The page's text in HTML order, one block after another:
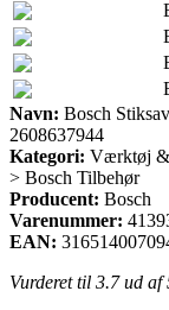
Navn: Bosch
2608637944
Kategori: Værktøj &
> Bosch Tilbehør
Producent: Bosch
Varenummer:
EAN:
Vurderet til 3.7ud af